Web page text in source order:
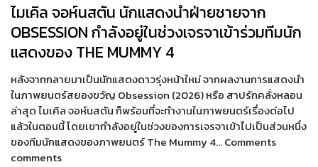
ไมเคิล จอห์นสตัน นักแสดงนำฝ่ายชายจาก
OBSESSION กำลังอยู่ในช่วงเจรจาเข้าร่วมทีมนัก
แสดงของ THE MUMMY 4
หลังจากกลายมาเป็นนักแสดงดาวรุ่งหน้าใหม่ จากผลงานการแสดงนำ
ในภาพยนตร์สยองขวัญ Obsession (2026) หรือ สาปรักคลั่งหลอน
ล่าสุด ไมเคิล จอห์นสตัน ก็พร้อมที่จะทำงานในภาพยนตร์เรื่องต่อไป
แล้วในตอนนี้ โดยเขากำลังอยู่ในช่วงของการเจรจาเข้าไปเป็นส่วนหนึ่ง
ของทีมนักแสดงของภาพยนตร์ The Mummy 4… Comments
comments